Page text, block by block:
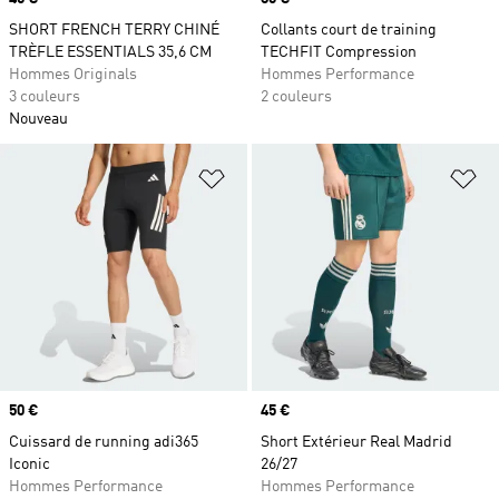
SHORT FRENCH TERRY CHINÉ
TRÈFLE ESSENTIALS 35,6 CM
Hommes Originals
3 couleurs
Nouveau
Collants court de training
TECHFIT Compression
Hommes Performance
2 couleurs
Ajouter à la Liste de produits
Prix
50 €
Cuissard de running adi365
Iconic
Hommes Performance
Prix
45 €
Short Extérieur Real Madrid
26/27
Hommes Performance